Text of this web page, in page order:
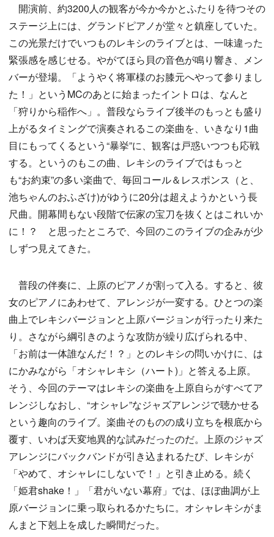
開演前、約3200人の観客が今か今かとふたりを待つその
ステージ上には、グランドピアノが堂々と鎮座していた。
この光景だけでいつものレキシのライブとは、一味違った
緊張感を感じせる。やがてほら貝の音色が鳴り響き、メン
バーが登場。「ようやく将軍様のお膝元へやって参りまし
た！」というMCのあとに始まったイントロは、なんと
「狩りから稲作へ」。普段ならライブ後半のもっとも盛り
上がるタイミングで演奏されるこの楽曲を、いきなり1曲
目にもってくるという“暴挙”に、観客は戸惑いつつも応戦
する。というのもこの曲、レキシのライブではもっと
も“お約束”の多い楽曲で、毎回コール＆レスポンス（と、
池ちゃんのおふざけ)がゆうに20分は超えようかという長
尺曲。開幕間もない段階で伝家の宝刀を抜くとはこれいか
に！？ と思ったところで、今回のこのライブの企みが少
しずつ見えてきた。
普段の伴奏に、上原のピアノが割って入る。すると、彼
女のピアノにあわせて、アレンジが一変する。ひとつの楽
曲上でレキシバージョンと上原バージョンが行ったり来た
り。さながら綱引きのような攻防が繰り広げられる中、
「お前は一体誰なんだ！？」とのレキシの問いかけに、は
にかみながら「オシャレキシ（ハート)」と答える上原。
そう、今回のテーマはレキシの楽曲を上原自らがすべてア
レンジしなおし、“オシャレ”なジャズアレンジで聴かせる
という趣向のライブ。楽曲そのものの成り立ちを根底から
覆す、いわば天変地異的な試みだったのだ。上原のジャズ
アレンジにバックバンドが引き込まれるたび、レキシが
「やめて、オシャレにしないで！」と引き止める。続く
「姫君shake！」「君がいない幕府」では、ほぼ曲調が上
原バージョンに乗っ取られるかたちに。オシャレキシがま
んまと下剋上を成した瞬間だった。